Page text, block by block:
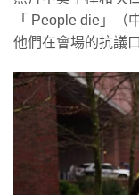
「 People die」（
他們在會場的抗議